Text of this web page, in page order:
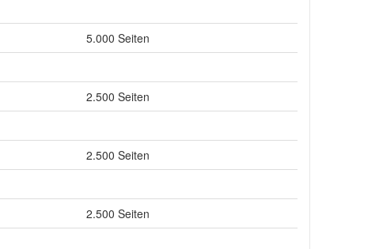
5.000 Seiten
2.500 Seiten
2.500 Seiten
2.500 Seiten